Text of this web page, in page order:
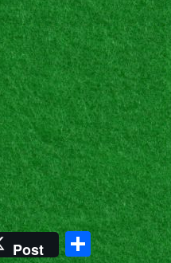
Post Share